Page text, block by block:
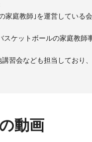
家庭教師｣を運営している
スケットボールの家庭教
習会なども担当しており
キャンプヘッドコーチ
動画